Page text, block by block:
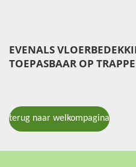
EVENALS
TOEPASBAAR OP
terug naar welkompagina